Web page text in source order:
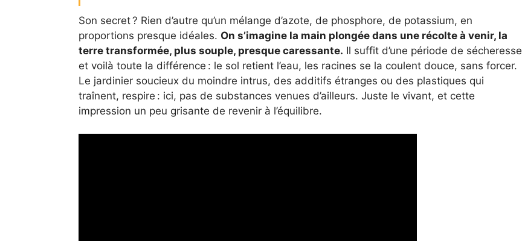
Son secret ? Rien d’autre qu’un mélange d’azote, de phosphore, de potassium, en
proportions presque idéales. On s’imagine la main plongée dans une récolte à venir, la
terre transformée, plus souple, presque caressante. Il suffit d’une période de sécheresse
et voilà toute la différence : le sol retient l’eau, les racines se la coulent douce, sans forcer.
Le jardinier soucieux du moindre intrus, des additifs étranges ou des plastiques qui
traînent, respire : ici, pas de substances venues d’ailleurs. Juste le vivant, et cette
impression un peu grisante de revenir à l’équilibre.